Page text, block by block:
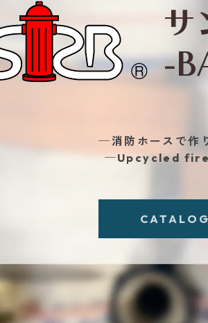
─消防ホースで作
─Upcycled
CATALOG